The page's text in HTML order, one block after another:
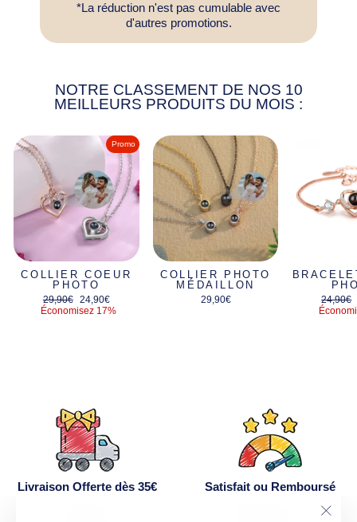
*La réduction n'est pas cumulable avec
d'autres promotions.
NOTRE CLASSEMENT DE NOS 10
MEILLEURS PRODUITS DU MOIS :
Promo
COLLIER COEUR
PHOTO
Prix
régulier
29,90€ Prix
réduit
24,90€
Économisez 17%
COLLIER PHOTO
MÉDAILLON
29,90€
Prix
régulier
24,90€
Livraison Offerte dès 35€ Satisfait ou Remboursé